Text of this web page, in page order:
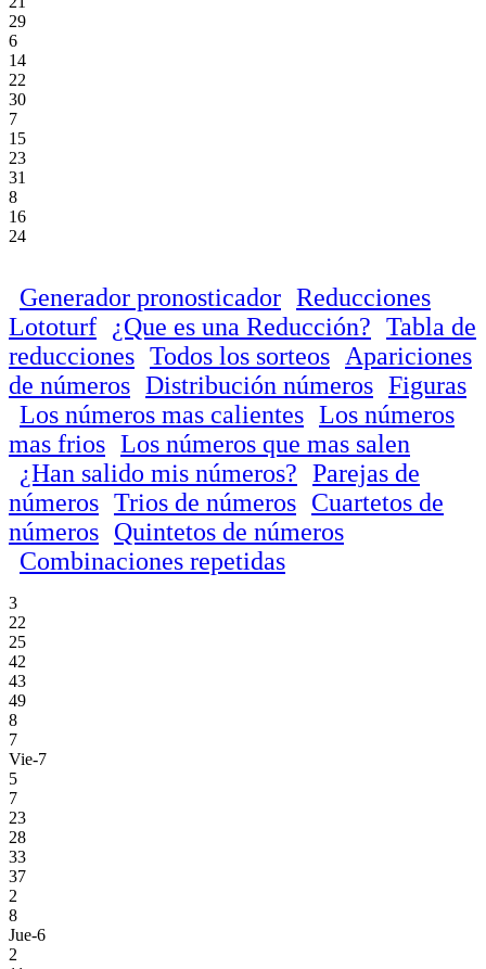
29
6
14
22
30
7
15
23
31
8
16
24
Generador pronosticador Reducciones
Lototurf
¿Que es una Reducción? Tabla de
reducciones Todos los sorteos
Apariciones
de números Distribución números Figuras
Los números mas calientes Los números
mas frios Los números que mas salen
¿Han salido mis números? Parejas de
números Trios de números Cuartetos de
números Quintetos de números
Combinaciones repetidas
3
22
25
42
43
49
8
7
Vie-7
5
7
23
28
33
37
2
8
Jue-6
2